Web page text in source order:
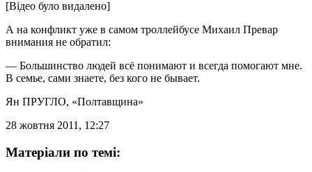
[Відео було видалено]
А на конфликт уже в самом троллейбусе Михаил Превар
внимания не обратил:
— Большинство людей всё понимают и всегда помогают мне.
В семье, сами знаете, без кого не бывает.
Ян ПРУГЛО, «Полтавщина»
28 жовтня 2011, 12:27
Матеріали по темі: